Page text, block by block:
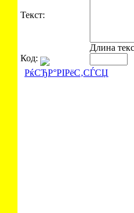
Текст:
Длина
Код:
РќСЂР°РІРёС‚СЃСЏ